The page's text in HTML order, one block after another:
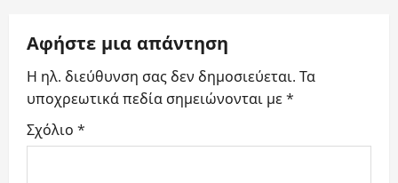
t
i
o
Αφήστε μια απάντηση
Η ηλ. διεύθυνση σας δεν δημοσιεύεται. Τα
υποχρεωτικά πεδία σημειώνονται με*
Σχόλιο *